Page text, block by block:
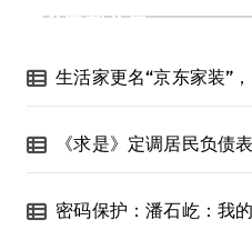
最新文章
生活家更名“京东家装”
《求是》定调居民负债
密码保护：潘石屹：我